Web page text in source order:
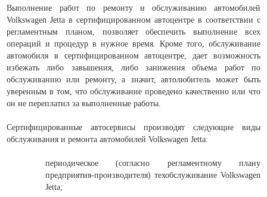
Выполнение работ по ремонту и обслуживанию автомобилей
Volkswagen Jetta в сертифицированном автоцентре в соответствии с
регламентным планом, позволяет обеспечить выполнение всех
операций и процедур в нужное время. Кроме того, обслуживание
автомобиля в сертифицированном автоцентре, дает возможность
избежать либо завышения, либо занижения объема работ по
обслуживанию или ремонту, а значит, автолюбитель может быть
уверенным в том, что обслуживание проведено качественно или что
он не переплатил за выполненные работы.
Сертифицированные автосервисы производят следующие виды
обслуживания и ремонта автомобилей Volkswagen Jetta:
периодическое (согласно регламентному плану
предприятия-производителя) техобслуживание Volkswagen
Jetta;